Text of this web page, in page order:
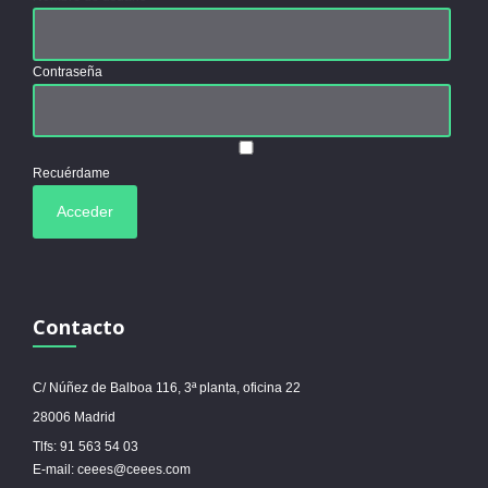
Contraseña
Recuérdame
Contacto
C/ Núñez de Balboa 116, 3ª planta, oficina 22
28006 Madrid
Tlfs: 91 563 54 03
E-mail: ceees@ceees.com